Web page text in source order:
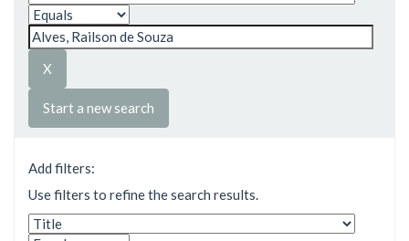
Start a new search
Add filters:
Use filters to refine the search results.